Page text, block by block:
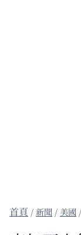
/新聞 / 美國 /